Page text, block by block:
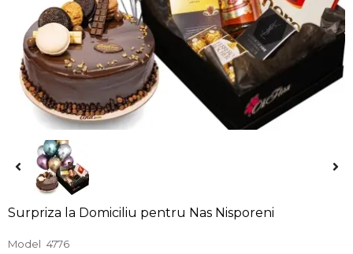
Surpriza la Domiciliu pentru Nas Nisporeni
Model 4776